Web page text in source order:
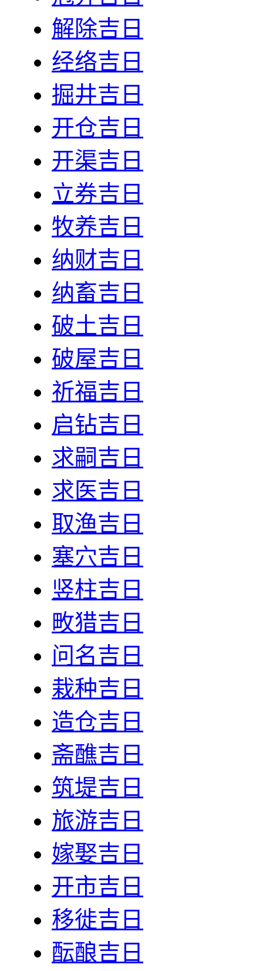
解除吉日
经络吉日
掘井吉日
开仓吉日
开渠吉日
立券吉日
牧养吉日
纳财吉日
纳畜吉日
破土吉日
破屋吉日
祈福吉日
启钻吉日
求嗣吉日
求医吉日
取渔吉日
塞穴吉日
竖柱吉日
畋猎吉日
问名吉日
栽种吉日
造仓吉日
斋醮吉日
筑堤吉日
旅游吉日
嫁娶吉日
开市吉日
移徙吉日
酝酿吉日